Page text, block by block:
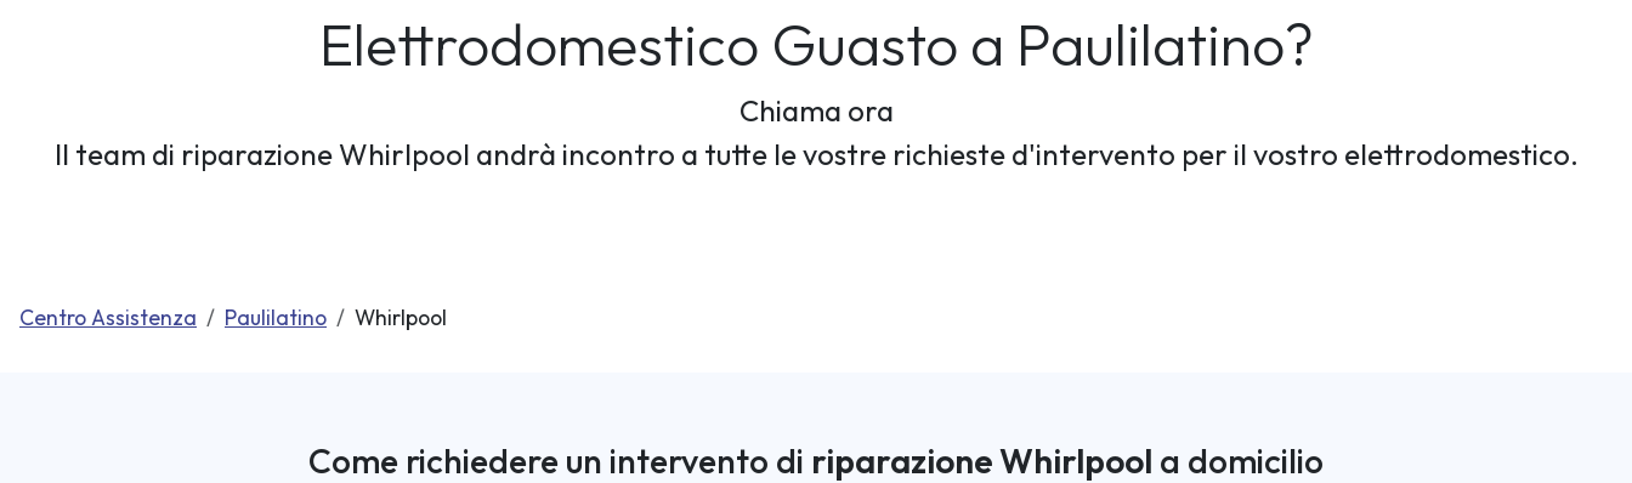
Elettrodomestico Guasto a Paulilatino?
Chiama ora
Il team di riparazione Whirlpool andrà incontro a tutte le vostre richieste d'intervento per il vostro elettrodomestico.
Centro Assistenza Paulilatino Whirlpool
Come richiedere un intervento di riparazione Whirlpool a domicilio